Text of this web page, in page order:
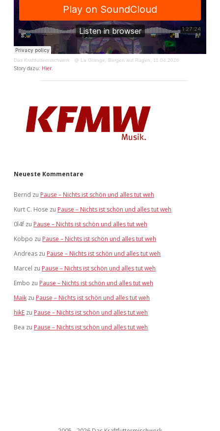
Das Kraftfuttermischwerk · @ La Grange, Bergen auf Rügen, 11.04.2026
Story dazu: Hier.
Neueste Kommentare
Bernd zu Pause – Nichts ist schön und alles tut weh
Kurt C. Hose zu Pause – Nichts ist schön und alles tut weh
0l4f zu Pause – Nichts ist schön und alles tut weh
Kobpo zu Pause – Nichts ist schön und alles tut weh
Andreas zu Pause – Nichts ist schön und alles tut weh
Marcel zu Pause – Nichts ist schön und alles tut weh
Embo zu Pause – Nichts ist schön und alles tut weh
Maik zu Pause – Nichts ist schön und alles tut weh
hikE zu Pause – Nichts ist schön und alles tut weh
Bea zu Pause – Nichts ist schön und alles tut weh